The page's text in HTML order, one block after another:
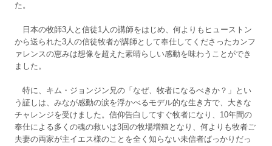
た。
日本の牧師3人と信徒1人の講師をはじめ、何よりもヒューストン
から送られた3人の信徒牧者が講師として奉仕してくださったカンフ
ァレンスの恵みは想像を超えた素晴らしい感動を味わうことができ
ました。
特に、キム・ジョンジン兄の「なぜ、牧者になるべきか？」とい
う証しは、みなが感動の涙を浮かべるモデル的な生き方で、大きな
チャレンジを受けました。信仰告白してすぐ牧者になり、10年間の
奉仕による多くの魂の救いは3回の牧場増殖となり、何よりも牧者ご
夫妻の両家が主イエス様のことを全く知らない未信者ばっかりだっ